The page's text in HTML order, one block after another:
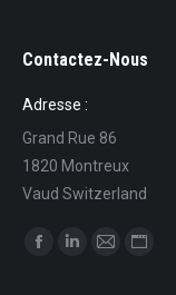
Contactez-Nous
Adresse :
Grand Rue 86
1820 Montreux
Vaud Switzerland
Find us on: